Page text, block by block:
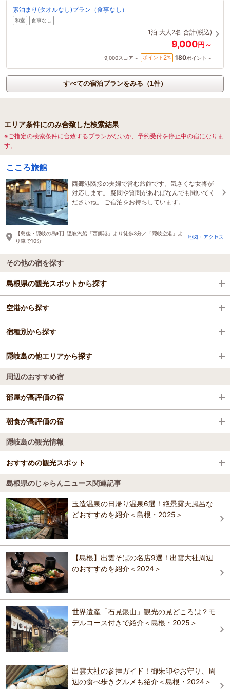
素泊まり(タオルなし)プラン（食事なし）
和室 食事なし
1泊 大人2名 合計(税込)
9,000円～
9,000スコア～ ポイント 2% 180ポイント～
すべての宿泊プランをみる（1件）
エリア条件にのみ合致した検索結果
※ご指定の検索条件に合致するプランがないか、予約受付を停止中の宿になりま
す。
こころ旅館
西郷港隣接の夫婦で営む旅館です。気さくな女将が
対応します。 疑問や質問があればなんでも聞いてく
ださいね。 ご宿泊をお待ちしています。
【島後・隠岐の島町】隠岐汽船「西郷港」より徒歩3分／「隠岐空港」よ
り車で10分
地図・アクセス
その他の宿を探す
島根県の観光スポットから探す
出雲大社
国宝松江城
足立美術館
八重垣神社
松江フォーゲルパーク
ぐるっと松江 堀川めぐり
出雲日御碕灯台
美保神社
空港から探す
出雲空港（出雲縁結び空港）
石見空港（萩・石見空港）
隠岐空港
宿種別から探す
ビジネスホテル
旅館
隠岐島の他エリアから探す
島前
周辺のおすすめ宿
部屋が高評価の宿
国賀荘
朝食が高評価の宿
国賀荘
ホテル隠岐
隠岐島の観光情報
おすすめの観光スポット
壇鏡の滝
4.4
屏風のような岩盤の中央に壇鏡神社があり、その右に高さ50ｍの雄滝
と左に40ｍの雌滝が流れ落ちる。雄滝は後ろへ回ることができ、全国
的に珍しい「裏見の滝」となっている。駐車場には「壇鏡の夫婦杉」
がそびえ立ち、鳥居をくぐり滝まで続く参道は、杉並木の静かな空間
が続くパワースポットとなっている。
おすすめの観光スポットガイドを見る
島根県のじゃらんニュース関連記事
玉造温泉の日帰り温泉6選！絶景露天風呂な
どおすすめを紹介＜島根・2025＞
【島根】出雲そばの名店9選！出雲大社周辺
のおすすめを紹介＜2024＞
世界遺産「石見銀山」観光の見どころは？モ
デルコース付きで紹介＜島根・2025＞
出雲大社の参拝ガイド！御朱印やお守り、周
辺の食べ歩きグルメも紹介＜島根・2024＞